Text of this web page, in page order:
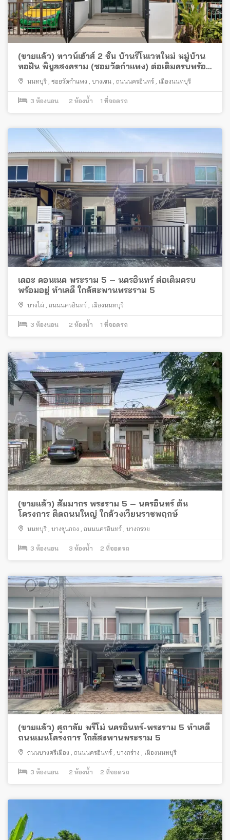
(ขายแล้ว) ทาวน์เฮ้าส์ 2 ชั้น บ้านรีโนเวทใหม่ หมู่บ้าน
ทอฝัน พิบูลสงคราม (ซอยวัดกำแพง) ต่อเติมครบพร้อม
อยู่ ทำเลดีโซนเมือง
นนทบุรี ซอยวัดกำแพง บางเขน ถนนนครอินทร์ เมืองนนทบุรี
3 ห้องนอน 2 ห้องน้ำ 1 ที่จอดรถ
เดอะ คอนเนค พระราม 5 – นครอินทร์ ต่อเติมครบ
พร้อมอยู่ ทำเลดี ใกล้สะพานพระราม 5
บางไผ่ ถนนนครอินทร์ เมืองนนทบุรี
3 ห้องนอน 2 ห้องน้ำ 1 ที่จอดรถ
(ขายแล้ว) สัมมากร พระราม 5 – นครอินทร์ ต้น
โครงการ ติดถนนใหญ่ ใกล้วงเวียนราชพฤกษ์
นนทบุรี บางขุนกอง ถนนนครอินทร์ บางกรวย
3 ห้องนอน 3 ห้องน้ำ 2 ที่จอดรถ
(ขายแล้ว) ศุภาลัย พรีโม่ นครอินทร์-พระราม 5 ทำเลดี
ถนนเมนโครงการ ใกล้สะพานพระราม 5
ถนนบางศรีเมือง ถนนนครอินทร์ บางกร่าง เมืองนนทบุรี
3 ห้องนอน 2 ห้องน้ำ 2 ที่จอดรถ